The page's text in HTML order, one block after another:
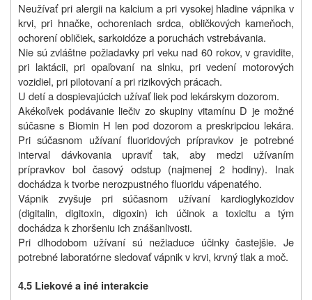
Neužívať pri alergii na kalcium a pri vysokej hladine vápnika v
krvi, pri hnačke, ochoreniach srdca, obličkových kameňoch,
ochorení obličiek, sarkoidóze a poruchách vstrebávania.
Nie sú zvláštne požiadavky pri veku nad 60 rokov, v gravidite,
pri laktácii, pri opaľovaní na slnku, pri vedení motorových
vozidiel, pri pilotovaní a pri rizikových prácach.
U detí a dospievajúcich užívať liek pod lekárskym dozorom.
Akékoľvek podávanie liečiv zo skupiny vitamínu D je možné
súčasne s Biomin H len pod dozorom a preskripciou lekára.
Pri súčasnom užívaní fluoridových prípravkov je potrebné
interval dávkovania upraviť tak, aby medzi užívaním
prípravkov bol časový odstup (najmenej 2 hodiny). Inak
dochádza k tvorbe nerozpustného fluoridu vápenatého.
Vápnik zvyšuje pri súčasnom užívaní kardioglykozidov
(digitalin, digitoxin, digoxin) ich účinok a toxicitu a tým
dochádza k zhoršeniu ich znášanlivosti.
Pri dlhodobom užívaní sú nežiaduce účinky častejšie. Je
potrebné laboratórne sledovať vápnik v krvi, krvný tlak a moč.
4.5 Liekové a iné interakcie